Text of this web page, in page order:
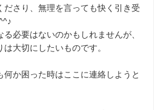
ださり、無理を言っても快く引き受
必要はないのかもしれませんが、
大切にしたいものです。
何か困った時はここに連絡しようと